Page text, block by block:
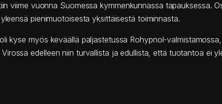
viime vuonna Suomessa kymmenkunnassa tapauksessa.
pienimuotoisesta yksittäisestä toiminnasta.
kyse myös keväällä paljastetussa Rohypnol-
edelleen niin turvallista ja edullista, että tuotantoa ei